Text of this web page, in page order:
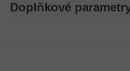
Doplňkové